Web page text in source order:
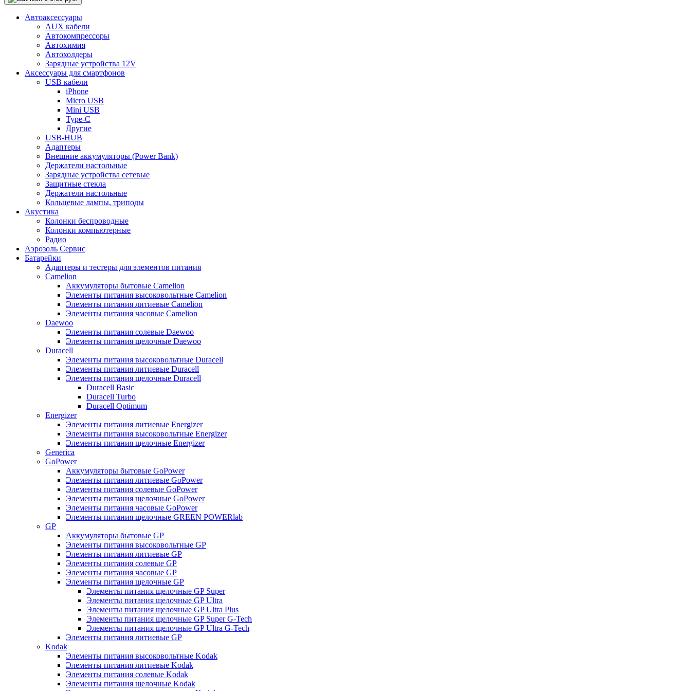
Автоаксессуары
AUX кабели
Автокомпрессоры
Автохимия
Автохолдеры
Зарядные устройства 12V
Аксессуары для смартфонов
USB кабели
iPhone
Micro USB
Mini USB
Type-C
Другие
USB-HUB
Адаптеры
Внешние аккумуляторы (Power Bank)
Держатели настольные
Зарядные устройства сетевые
Защитные стекла
Держатели настольные
Кольцевые лампы, триподы
Акустика
Колонки беспроводные
Колонки компьютерные
Радио
Аэрозоль Сервис
Батарейки
Aдаптеры и тестеры для элементов питания
Camelion
Аккумуляторы бытовые Camelion
Элементы питания высоковольтные Camelion
Элементы питания литиевые Camelion
Элементы питания часовые Camelion
Daewoo
Элементы питания солевые Daewoo
Элементы питания щелочные Daewoo
Duracell
Элементы питания высоковольтные Duracell
Элементы питания литиевые Duracell
Элементы питания щелочные Duracell
Duracell Basic
Duracell Turbo
Duracell Optimum
Energizer
Элементы питания литиевые Energizer
Элементы питания высоковольтные Energizer
Элементы питания щелочные Energizer
Generica
GoPower
Аккумуляторы бытовые GoPower
Элементы питания литиевые GoPower
Элементы питания солевые GoPower
Элементы питания щелочные GoPower
Элементы питания часовые GoPower
Элементы питания щелочные GREEN POWERlab
GP
Аккумуляторы бытовые GP
Элементы питания высоковольтные GP
Элементы питания литиевые GP
Элементы питания солевые GP
Элементы питания часовые GP
Элементы питания щелочные GP
Элементы питания щелочные GP Super
Элементы питания щелочные GP Ultra
Элементы питания щелочные GP Ultra Plus
Элементы питания щелочные GP Super G-Tech
Элементы питания щелочные GP Ultra G-Tech
Элементы питания литиевые GP
Kodak
Элементы питания высоковольтные Kodak
Элементы питания литиевые Kodak
Элементы питания солевые Kodak
Элементы питания щелочные Kodak